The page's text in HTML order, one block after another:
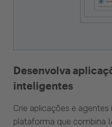
Desenvolva
inteligentes
Crie aplicações e
plataforma que combina